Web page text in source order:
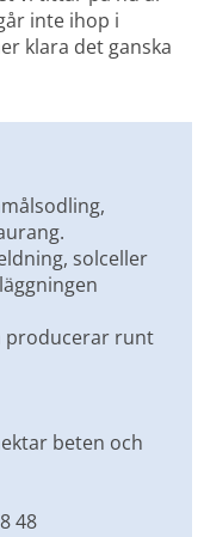
inte ihop i
klara det ganska
solceller
producerar runt
beten och
48